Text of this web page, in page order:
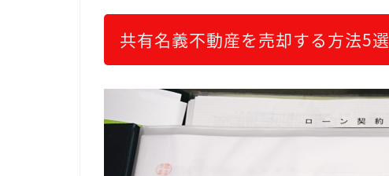
共有名義不動産を売却する方法5選